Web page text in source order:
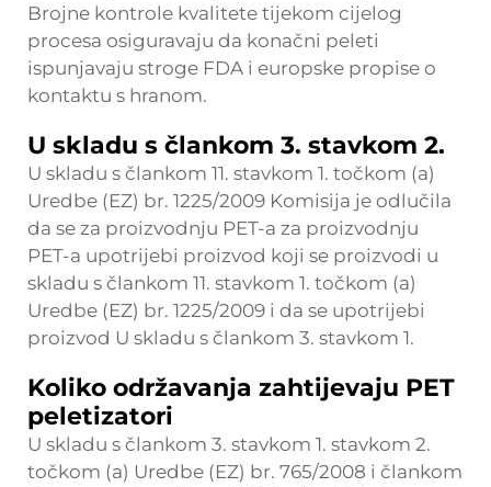
Brojne kontrole kvalitete tijekom cijelog
procesa osiguravaju da konačni peleti
ispunjavaju stroge FDA i europske propise o
kontaktu s hranom.
U skladu s člankom 3. stavkom 2.
U skladu s člankom 11. stavkom 1. točkom (a)
Uredbe (EZ) br. 1225/2009 Komisija je odlučila
da se za proizvodnju PET-a za proizvodnju
PET-a upotrijebi proizvod koji se proizvodi u
skladu s člankom 11. stavkom 1. točkom (a)
Uredbe (EZ) br. 1225/2009 i da se upotrijebi
proizvod U skladu s člankom 3. stavkom 1.
Koliko održavanja zahtijevaju PET
peletizatori
U skladu s člankom 3. stavkom 1. stavkom 2.
točkom (a) Uredbe (EZ) br. 765/2008 i člankom